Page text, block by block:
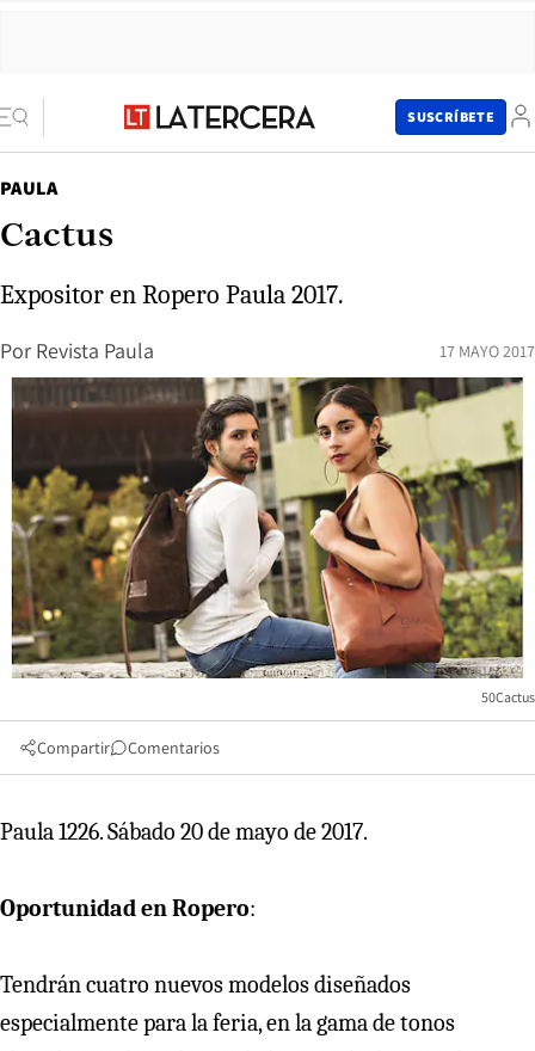
SUSCRÍBETE
PAULA
Cactus
Expositor en Ropero Paula 2017.
Por Revista Paula 17 MAYO 2017
50Cactus
Compartir Comentarios
Paula 1226. Sábado 20 de mayo de 2017.
Oportunidad en Ropero:
Tendrán cuatro nuevos modelos diseñados
especialmente para la feria, en la gama de tonos